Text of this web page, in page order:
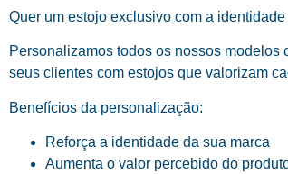
Quer um estojo exclusivo com a
Personalizamos todos os nossos
seus clientes com estojos que valorizam
Benefícios da personalização:
Reforça a identidade da sua marca
Aumenta o valor percebido do